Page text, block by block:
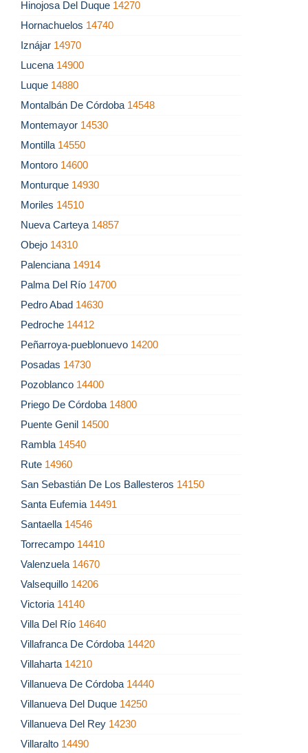
Hinojosa Del Duque 14270
Hornachuelos 14740
Iznájar 14970
Lucena 14900
Luque 14880
Montalbán De Córdoba 14548
Montemayor 14530
Montilla 14550
Montoro 14600
Monturque 14930
Moriles 14510
Nueva Carteya 14857
Obejo 14310
Palenciana 14914
Palma Del Río 14700
Pedro Abad 14630
Pedroche 14412
Peñarroya-pueblonuevo 14200
Posadas 14730
Pozoblanco 14400
Priego De Córdoba 14800
Puente Genil 14500
Rambla 14540
Rute 14960
San Sebastián De Los Ballesteros 14150
Santa Eufemia 14491
Santaella 14546
Torrecampo 14410
Valenzuela 14670
Valsequillo 14206
Victoria 14140
Villa Del Río 14640
Villafranca De Córdoba 14420
Villaharta 14210
Villanueva De Córdoba 14440
Villanueva Del Duque 14250
Villanueva Del Rey 14230
Villaralto 14490